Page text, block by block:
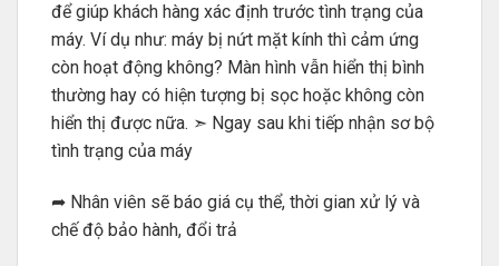
để giúp khách hàng xác định trước tình trạng của
máy. Ví dụ như: máy bị nứt mặt kính thì cảm ứng
còn hoạt động không? Màn hình vẫn hiển thị bình
thường hay có hiện tượng bị sọc hoặc không còn
hiển thị được nữa. ➣ Ngay sau khi tiếp nhận sơ bộ
tình trạng của máy
➦ Nhân viên sẽ báo giá cụ thể, thời gian xử lý và
chế độ bảo hành, đổi trả